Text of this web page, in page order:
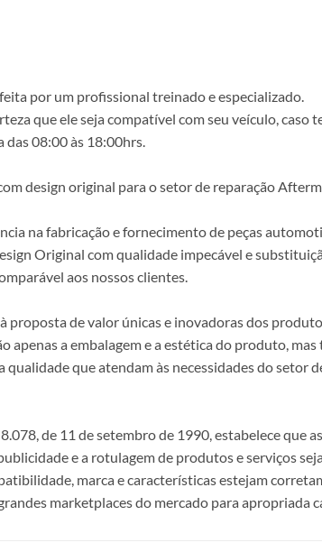
por um profissional treinado e especializado.
que ele seja compatível com seu veículo, caso
das 08:00 às 18:00hrs.
design original para o setor de reparação
na fabricação e fornecimento de peças
Original com qualidade impecável e
aos nossos clientes.
proposta de valor únicas e inovadoras dos
apenas a embalagem e a estética do produto,
que atendam às necessidades do setor
de 11 de setembro de 1990, estabelece que
e a rotulagem de produtos e serviços
marca e características estejam
marketplaces do mercado para